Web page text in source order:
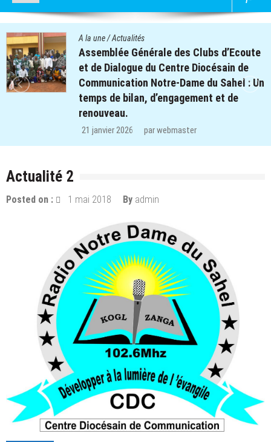
A la une/Actualités
Quatre cent soixante-deux (462) enfants
des clubs d’écoute du projet REPERE
retrouvent le chemin de l’école dans les
régions de Koulsé et de Yaadga.
29 décembre 2025
Actualité 2
Posted on : 1 mai 2018 By admin